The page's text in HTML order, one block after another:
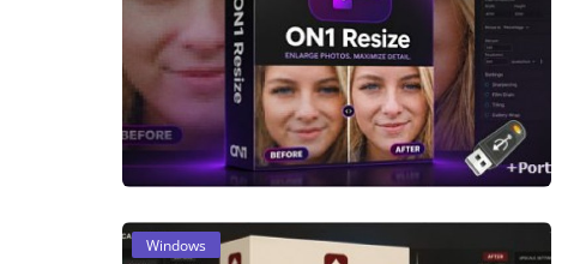
Jogos hoje na TV
Windows